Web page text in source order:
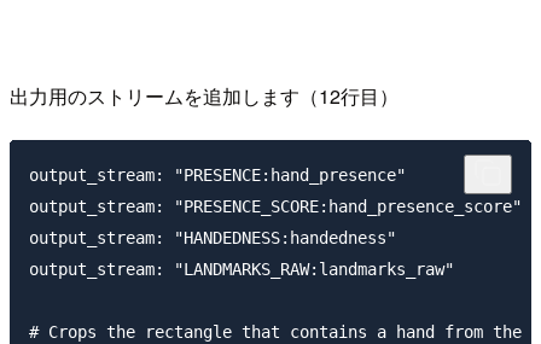
出力用のストリームを追加します（12行目）
output_stream: "PRESENCE:hand_presence"
output_stream: "PRESENCE_SCORE:hand_presence_score"
output_stream: "HANDEDNESS:handedness"
output_stream: "LANDMARKS_RAW:landmarks_raw"
# Crops the rectangle that contains a hand from the